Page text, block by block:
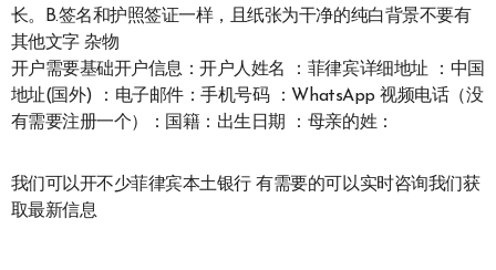
长。B.签名和护照签证一样，且纸张为干净的纯白背景不要有
其他文字 杂物
开户需要基础开户信息：开户人姓名 ：菲律宾详细地址 ：中国
地址(国外) ：电子邮件：手机号码 ：WhatsApp 视频电话（没
有需要注册一个）：国籍：出生日期 ：母亲的姓：
我们可以开不少菲律宾本土银行 有需要的可以实时咨询我们获
取最新信息